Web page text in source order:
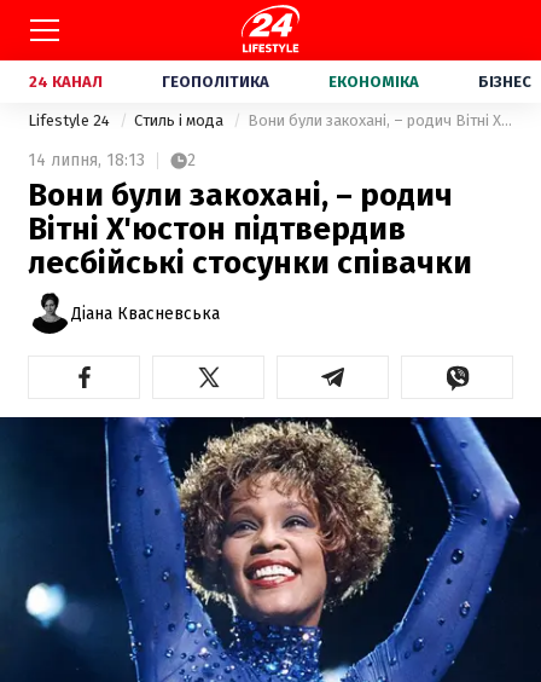
24 КАНАЛ ГЕОПОЛІТИКА ЕКОНОМІКА БІЗНЕС
Lifestyle 24 Стиль і мода Вони були закохані, – родич Вітні Х'юстон підтвердив лесбійські стосунки співачки
14 липня, 18:13 2
Вони були закохані, – родич
Вітні Х'юстон підтвердив
лесбійські стосунки співачки
Діана Квасневська